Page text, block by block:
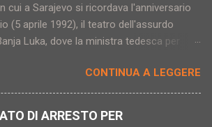
Salahudin. Il giovane è morto a causa
dalla stessa guardia di sicurezza che
ferito. Secondo il quotidiano
e Novi Pazar e il presidente Vucic avverte
cui a Sarajevo si ricordava l'anniversario
(5 aprile 1992), il teatro dell'assurdo
Luka, dove la ministra tedesca per
espulsa dall'entità serba della Bosnia
Il giorno prima, Austria e
CONTINUA A LEGGERE
DI ARRESTO PER